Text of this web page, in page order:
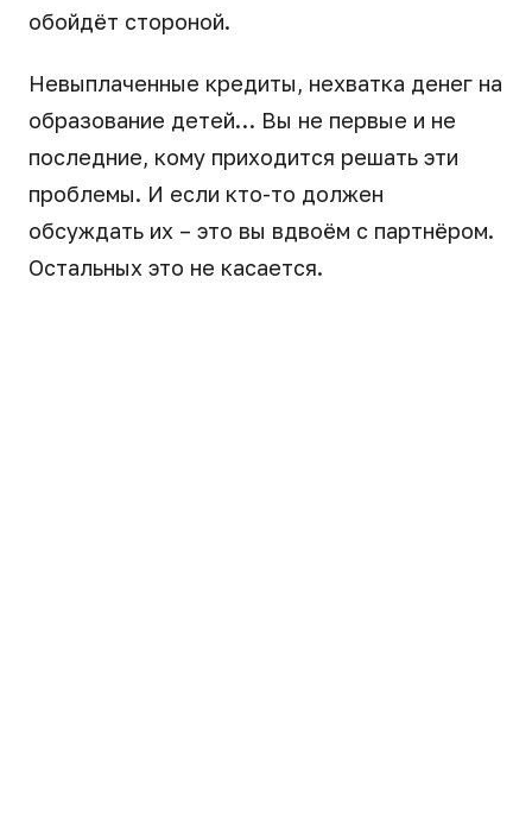
обойдёт стороной.
Невыплаченные кредиты, нехватка денег на
образование детей… Вы не первые и не
последние, кому приходится решать эти
проблемы. И если кто-то должен
обсуждать их – это вы вдвоём с партнёром.
Остальных это не касается.